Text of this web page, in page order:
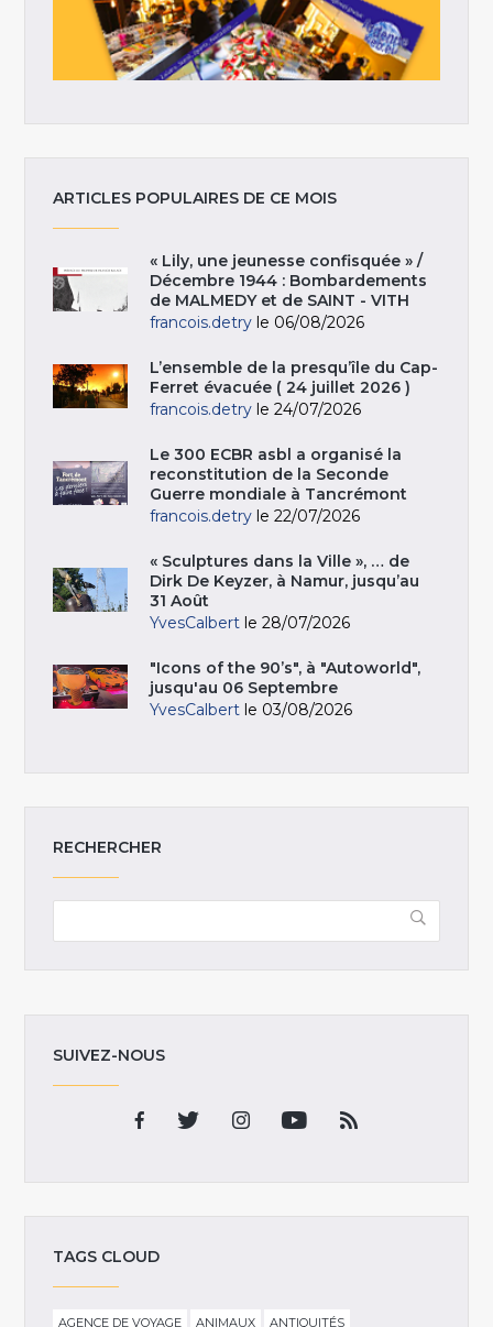
ARTICLES POPULAIRES DE CE MOIS
« Lily, une jeunesse confisquée » /
Décembre 1944 : Bombardements
de MALMEDY et de SAINT - VITH
francois.detry le 06/08/2026
L’ensemble de la presqu’île du Cap-
Ferret évacuée ( 24 juillet 2026 )
francois.detry le 24/07/2026
Le 300 ECBR asbl a organisé la
reconstitution de la Seconde
Guerre mondiale à Tancrémont
francois.detry le 22/07/2026
« Sculptures dans la Ville », … de
Dirk De Keyzer, à Namur, jusqu’au
31 Août
YvesCalbert le 28/07/2026
"Icons of the 90’s", à "Autoworld",
jusqu'au 06 Septembre
YvesCalbert le 03/08/2026
RECHERCHER
SUIVEZ-NOUS
TAGS CLOUD
AGENCE DE VOYAGE ANIMAUX
ANTIQUITÉS